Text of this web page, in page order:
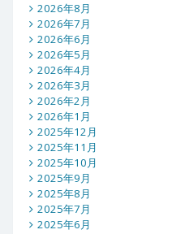
2026年8月
2026年7月
2026年6月
2026年5月
2026年4月
2026年3月
2026年2月
2026年1月
2025年12月
2025年11月
2025年10月
2025年9月
2025年8月
2025年7月
2025年6月